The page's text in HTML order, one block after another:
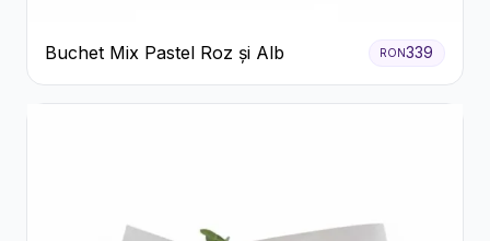
Buchet Mix Pastel Roz și Alb RON339